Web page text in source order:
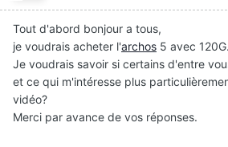
Tout d'abord bonjour a tous,
je voudrais acheter l'archos 5 avec 120G.
Je voudrais savoir si certains d'entre
et ce qui m'intéresse plus
vidéo?
Merci par avance de vos réponses.